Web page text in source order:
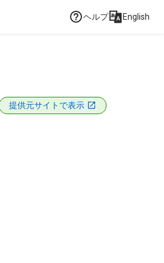
ヘルプ English
提供元サイトで表示